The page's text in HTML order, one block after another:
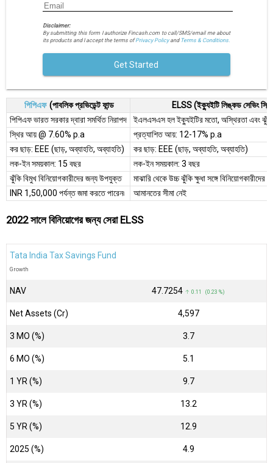
Disclaimer:
By submitting this form I authorize Fincash.com to call/SMS/email me about
its products and I accept the terms ofPrivacy Policyand Terms & Conditions.
Get Started
পিপিএফ (পাবলিক প্রভিডেন্ট ফান্ড
ELSS (ইক্যুইটি লিঙ্কড সেভিং
পিপিএফ ভারত সরকার দ্বারা সমর্থিত নিরাপদ
ইএলএসএস হল ইক্যুইটির মতো, অস্থিরতা এবং
স্থির আয় @ 7.60% p.a
প্রত্যাশিত আয়: 12-17% p.a
কর ছাড়: EEE (ছাড়, অব্যাহতি, অব্যাহতি)
কর ছাড়: EEE (ছাড়, অব্যাহতি, অব্যাহতি)
লক-ইন সময়কাল: 15 বছর
লক-ইন সময়কাল: 3 বছর
ঝুঁকি বিমুখ বিনিয়োগকারীদের জন্য উপযুক্ত
মাঝারি থেকে উচ্চ ঝুঁকি ক্ষুধা সঙ্গে
INR 1,50,000 পর্যন্ত জমা করতে পারেন৷
আমানতের সীমা নেই
2022 সালে বিনিয়োগের জন্য সেরা ELSS
Tata India Tax Savings Fund
Growth
NAV ₹47.7254 ↑ 0.11 (0.23 %)
Net Assets (Cr) ₹4,597
3 MO (%) 3.7
6 MO (%) 5.1
1 YR (%) 9.7
3 YR (%) 13.2
5 YR (%) 12.9
2025 (%) 4.9